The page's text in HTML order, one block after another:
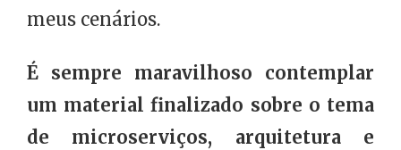
meus cenários.
É sempre maravilhoso contemplar
um material finalizado sobre o tema
de microserviços, arquitetura e